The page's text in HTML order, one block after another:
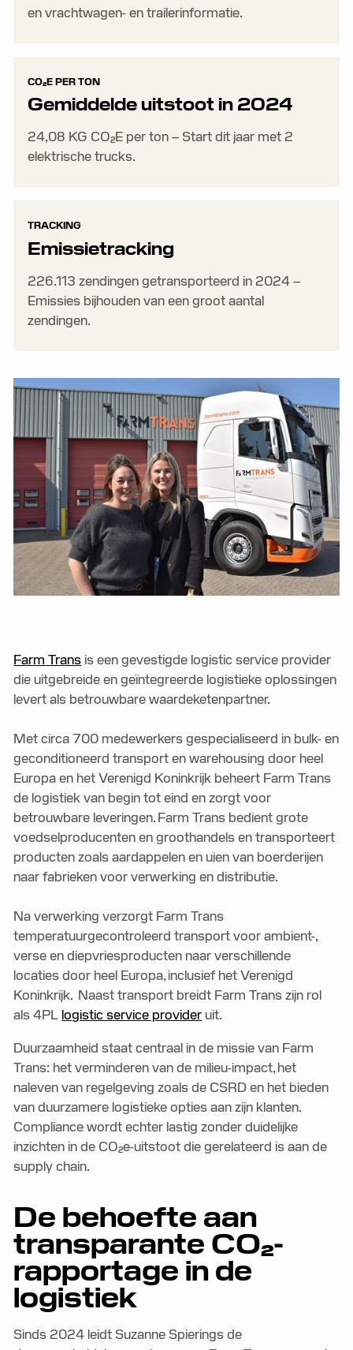
en vrachtwagen- en trailerinformatie.
CO₂E PER TON
Gemiddelde uitstoot in 2024
24,08 KG CO₂E per ton – Start dit jaar met 2
elektrische trucks.
TRACKING
Emissietracking
226.113 zendingen getransporteerd in 2024 –
Emissies bijhouden van een groot aantal
zendingen.
Farm Trans is een gevestigde logistic service provider
die uitgebreide en geïntegreerde logistieke oplossingen
levert als betrouwbare waardeketenpartner.
Met circa 700 medewerkers gespecialiseerd in bulk- en
geconditioneerd transport en warehousing door heel
Europa en het Verenigd Koninkrijk beheert Farm Trans
de logistiek van begin tot eind en zorgt voor
betrouwbare leveringen. Farm Trans bedient grote
voedselproducenten en groothandels en transporteert
producten zoals aardappelen en uien van boerderijen
naar fabrieken voor verwerking en distributie.
Na verwerking verzorgt Farm Trans
temperatuurgecontroleerd transport voor ambient-,
verse en diepvriesproducten naar verschillende
locaties door heel Europa, inclusief het Verenigd
Koninkrijk. Naast transport breidt Farm Trans zijn rol
als 4PL logistic service provideruit.
Duurzaamheid staat centraal in de missie van Farm
Trans: het verminderen van de milieu-impact, het
naleven van regelgeving zoals de CSRD en het bieden
van duurzamere logistieke opties aan zijn klanten.
Compliance wordt echter lastig zonder duidelijke
inzichten in de CO₂e-uitstoot die gerelateerd is aan de
supply chain.
De behoefte aan
transparante CO₂-
rapportage in de
logistiek
Sinds 2024 leidt Suzanne Spierings de